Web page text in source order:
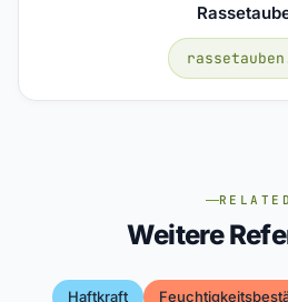
RELATED
Weitere
Haftkraft